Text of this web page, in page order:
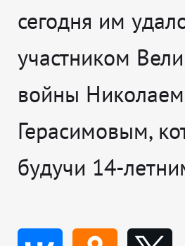
сегодня им
участником
войны
Герасимовым,
будучи 14-